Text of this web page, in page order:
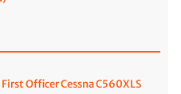
Officer Cessna C560XLS